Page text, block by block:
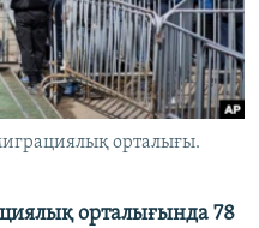
орталығы.
орталығында 78